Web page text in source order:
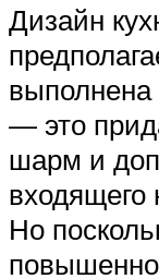
Дизайн
выполнена
— это
шарм и
входящего
Но